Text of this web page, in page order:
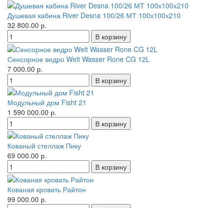
Душевая кабина River Desna 100/26 МТ 100х100х210
32 800.00 р.
Сенсорное ведро Welt Wasser Rone CG 12L
7 000.00 р.
Модульный дом Fisht 21
1 590 000.00 р.
Кованый стеллаж Пику
69 000.00 р.
Кованая кровать Райтон
99 000.00 р.